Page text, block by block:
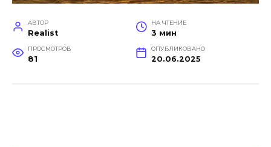
АВТОР
Realist
НА ЧТЕНИЕ
3 мин
ПРОСМОТРОВ
81
ОПУБЛИКОВАНО
20.06.2025